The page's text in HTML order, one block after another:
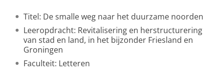
Titel: De smalle weg naar het duurzame noorden
Leeropdracht: Revitalisering en herstructurering
van stad en land, in het bijzonder Friesland en
Groningen
Faculteit: Letteren